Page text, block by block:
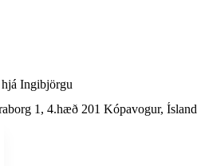
Ingibjörgu
1, 4.hæð 201 Kópavogur, Ísland